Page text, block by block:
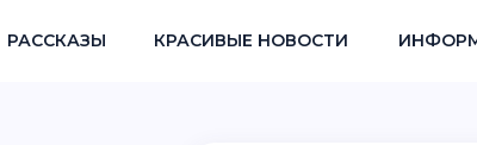
РАССКАЗЫ КРАСИВЫЕ НОВОСТИ